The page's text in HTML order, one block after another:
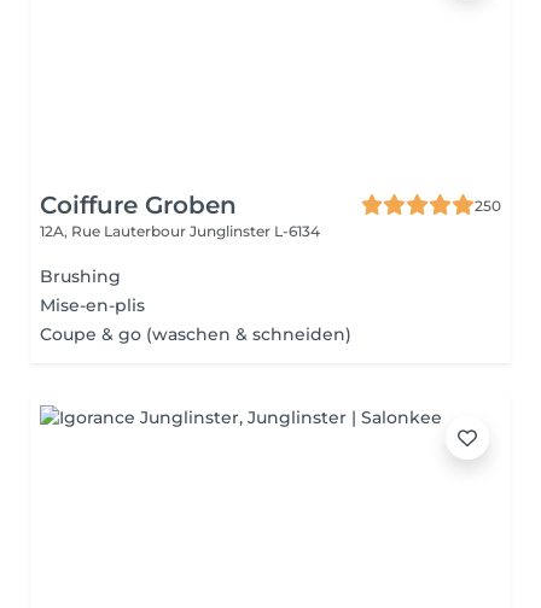
Coiffure Groben
250
12A, Rue Lauterbour Junglinster L-6134
Brushing
Mise-en-plis
Coupe & go (waschen & schneiden)